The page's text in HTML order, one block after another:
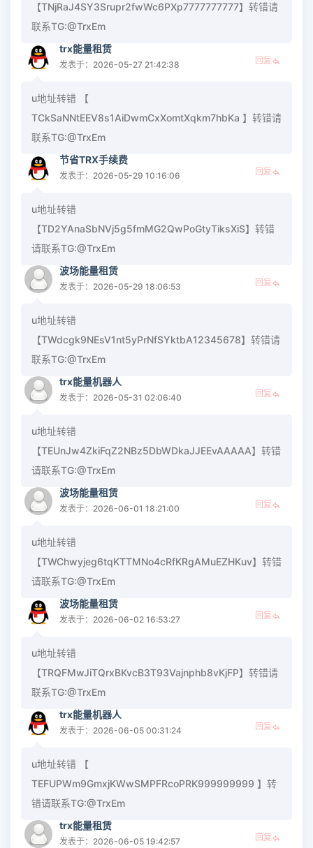
【TNjRaJ4SY3Srupr2fwWc6PXp7777777777】转错请
联系TG:@TrxEm
trx能量租赁
发表于：2026-05-27 21:42:38 回复
u地址转错 【
TCkSaNNtEEV8s1AiDwmCxXomtXqkm7hbKa 】转错请
联系TG:@TrxEm
节省TRX手续费
发表于：2026-05-29 10:16:06 回复
u地址转错
【TD2YAnaSbNVj5g5fmMG2QwPoGtyTiksXiS】转错
请联系TG:@TrxEm
波场能量租赁
发表于：2026-05-29 18:06:53 回复
u地址转错
【TWdcgk9NEsV1nt5yPrNfSYktbA12345678】转错请
联系TG:@TrxEm
trx能量机器人
发表于：2026-05-31 02:06:40 回复
u地址转错
【TEUnJw4ZkiFqZ2NBz5DbWDkaJJEEvAAAAA】转错
请联系TG:@TrxEm
波场能量租赁
发表于：2026-06-01 18:21:00 回复
u地址转错
【TWChwyjeg6tqKTTMNo4cRfKRgAMuEZHKuv】转错
请联系TG:@TrxEm
波场能量租赁
发表于：2026-06-02 16:53:27 回复
u地址转错
【TRQFMwJiTQrxBKvcB3T93Vajnphb8vKjFP】转错请
联系TG:@TrxEm
trx能量机器人
发表于：2026-06-05 00:31:24 回复
u地址转错 【
TEFUPWm9GmxjKWwSMPFRcoPRK999999999 】转
错请联系TG:@TrxEm
trx能量租赁
发表于：2026-06-05 19:42:57 回复